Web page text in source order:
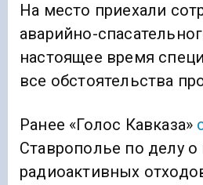
На место приехали
аварийно-
настоящее время
все обстоятельства
Ранее «Голос Кавказа»
Ставрополье по делу о
радиоактивных